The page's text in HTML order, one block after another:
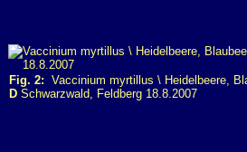
Fig. 2: Vaccinium myrtillus \ Heidelbeere,
D Schwarzwald, Feldberg 18.8.2007